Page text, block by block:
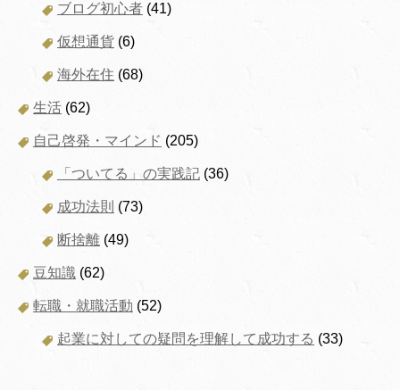
ブログ初心者 (41)
仮想通貨 (6)
海外在住 (68)
生活 (62)
自己啓発・マインド (205)
「ついてる」の実践記 (36)
成功法則 (73)
断捨離 (49)
豆知識 (62)
転職・就職活動 (52)
起業に対しての疑問を理解して成功する (33)